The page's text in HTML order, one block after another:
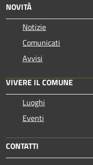
NOVITÀ
Notizie
Comunicati
Avvisi
VIVERE IL COMUNE
Luoghi
Eventi
CONTATTI